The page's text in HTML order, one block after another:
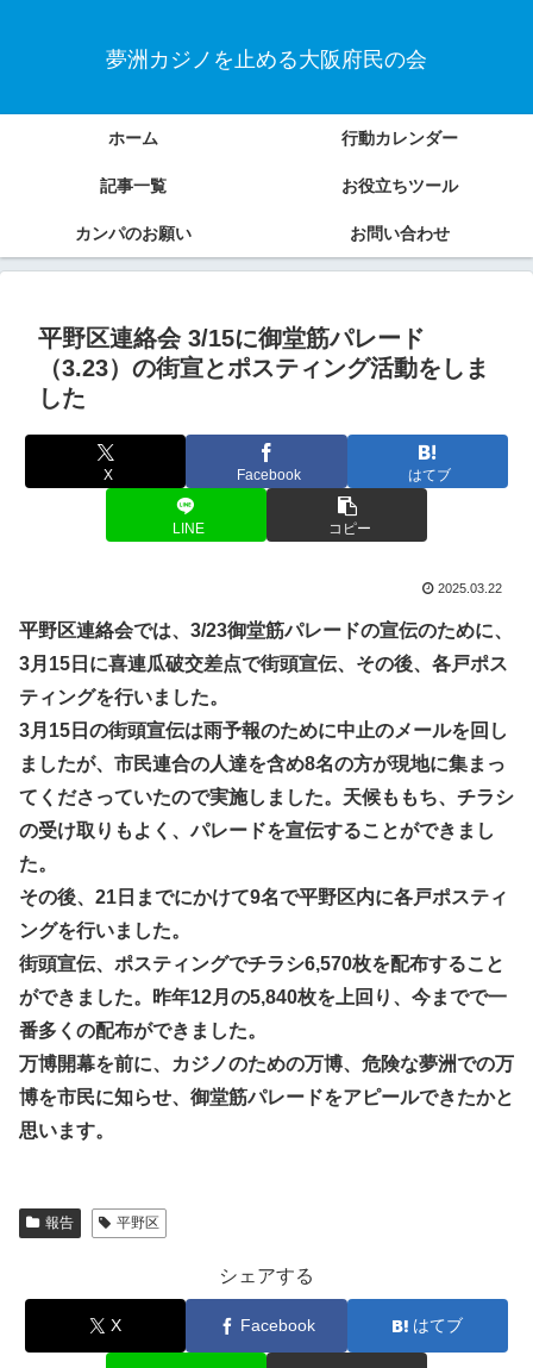
夢洲カジノを止める大阪府民の会
ホーム 行動カレンダー
記事一覧 お役立ちツール
カンパのお願い お問い合わせ
平野区連絡会 3/15に御堂筋パレード
（3.23）の街宣とポスティング活動をしま
した
X Facebook はてブ
LINE コピー
2025.03.22
平野区連絡会では、3/23御堂筋パレードの宣伝のために、
3月15日に喜連瓜破交差点で街頭宣伝、その後、各戸ポス
ティングを行いました。
3月15日の街頭宣伝は雨予報のために中止のメールを回し
ましたが、市民連合の人達を含め8名の方が現地に集まっ
てくださっていたので実施しました。天候ももち、チラシ
の受け取りもよく、パレードを宣伝することができまし
た。
その後、21日までにかけて9名で平野区内に各戸ポスティ
ングを行いました。
街頭宣伝、ポスティングでチラシ6,570枚を配布すること
ができました。昨年12月の5,840枚を上回り、今までで一
番多くの配布ができました。
万博開幕を前に、カジノのための万博、危険な夢洲での万
博を市民に知らせ、御堂筋パレードをアピールできたかと
思います。
報告 平野区
シェアする
X Facebook はてブ